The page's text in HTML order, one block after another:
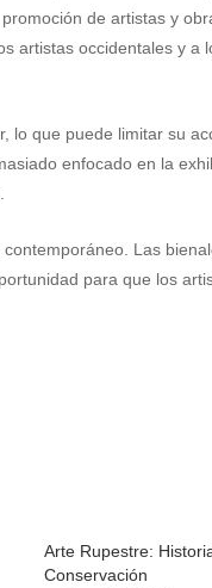
de artistas y
artistas occidentales y a
lo que puede limitar su
enfocado en la
Las
para que los
Arte Rupestre:
Conservación